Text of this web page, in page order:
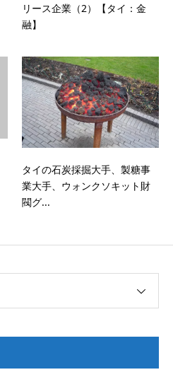
リース企業（2）【タイ：金
融】
タイの石炭採掘大手、製糖事
業大手、ウォンクソキット財
閥グ...